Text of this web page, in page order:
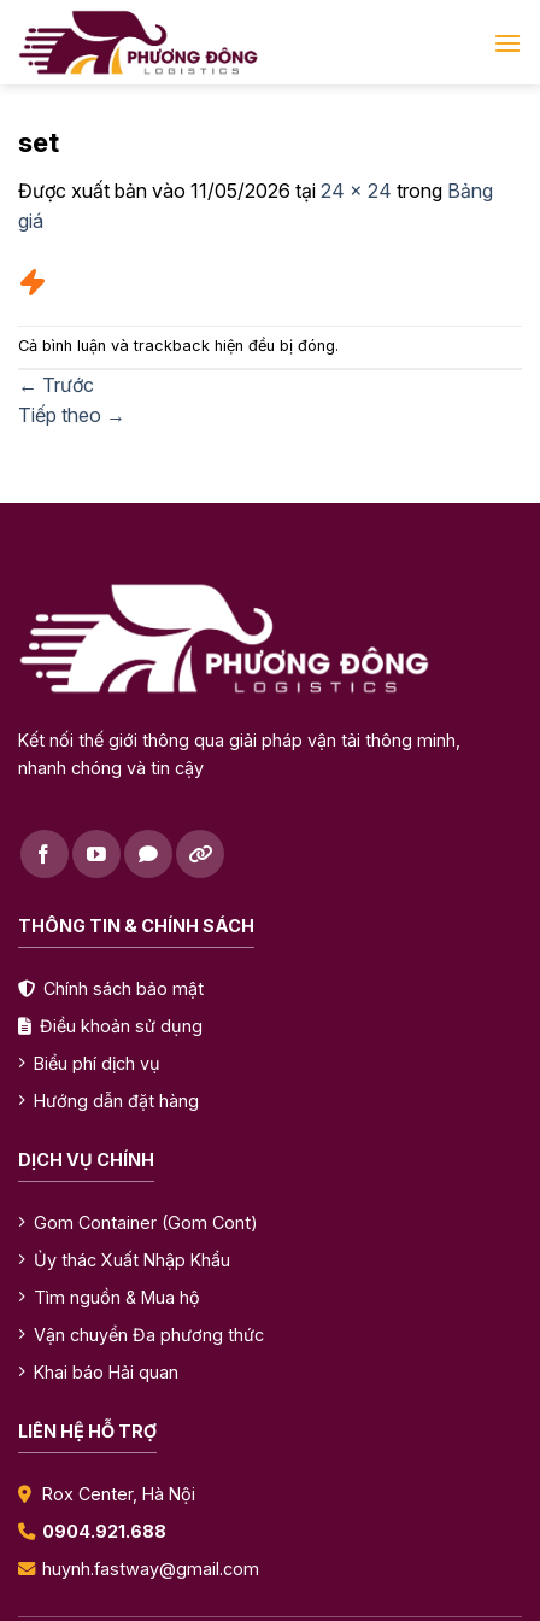
qua
set
Được xuất bản vào 11/05/2026 tại 24 × 24 trong Bảng
giá
Cả bình luận và trackback hiện đều bị đóng.
← Trước
Tiếp theo →
Kết nối thế giới thông qua giải pháp vận tải thông minh,
nhanh chóng và tin cậy
THÔNG TIN & CHÍNH SÁCH
Chính sách bảo mật
Điều khoản sử dụng
Biểu phí dịch vụ
Hướng dẫn đặt hàng
DỊCH VỤ CHÍNH
Gom Container (Gom Cont)
Ủy thác Xuất Nhập Khẩu
Tìm nguồn & Mua hộ
Vận chuyển Đa phương thức
Khai báo Hải quan
LIÊN HỆ HỖ TRỢ
Rox Center, Hà Nội
0904.921.688
huynh.fastway@gmail.com